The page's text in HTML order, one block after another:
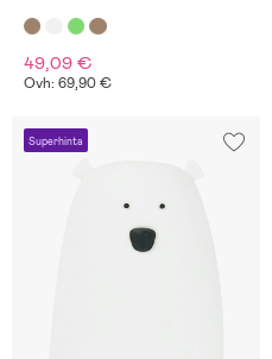
49,09 €
Ovh: 69,90 €
Superhinta